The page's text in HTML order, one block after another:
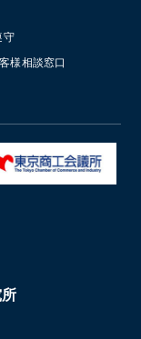
守
様相談窓口